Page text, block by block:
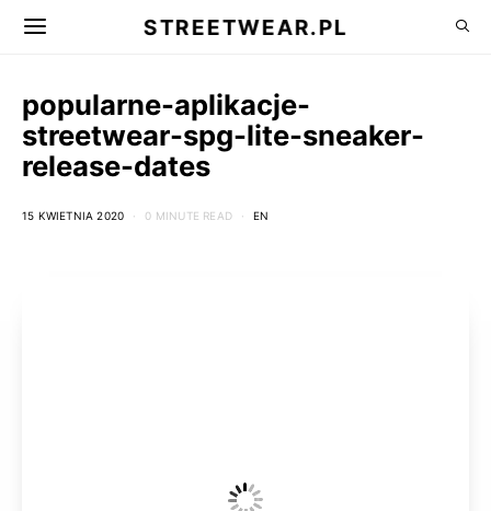
STREETWEAR.PL
popularne-aplikacje-
streetwear-spg-lite-sneaker-
release-dates
15 KWIETNIA 2020 0 MINUTE READ EN